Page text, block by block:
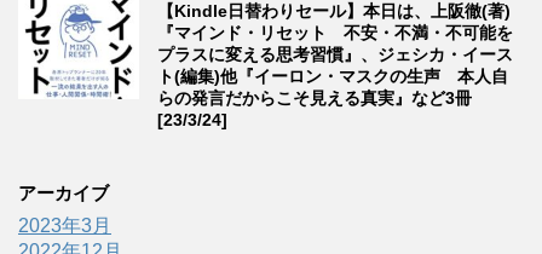
【Kindle日替わりセール】本日は、上阪徹(著)
『マインド・リセット 不安・不満・不可能を
プラスに変える思考習慣』、ジェシカ・イース
ト(編集)他『イーロン・マスクの生声 本人自
らの発言だからこそ見える真実』など3冊
[23/3/24]
アーカイブ
2023年3月